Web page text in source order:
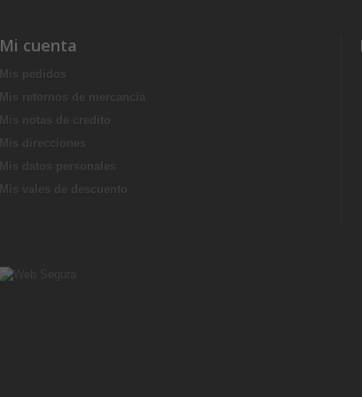
Mi cuenta
Mis pedidos
Mis retornos de mercancia
Mis notas de credito
Mis direcciones
Mis datos personales
Mis vales de descuento